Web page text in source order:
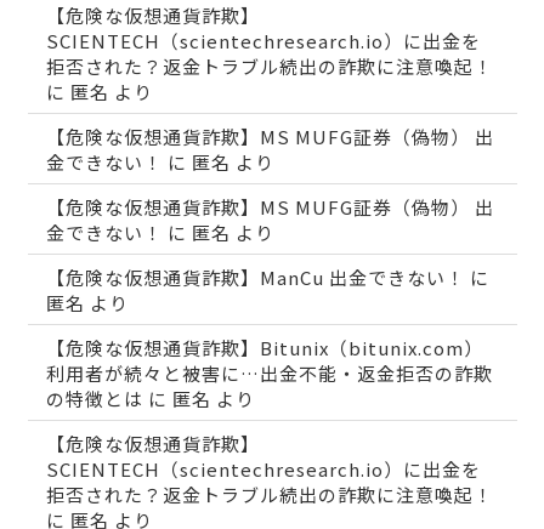
【危険な仮想通貨詐欺】
SCIENTECH（scientechresearch.io）に出金を
拒否された？返金トラブル続出の詐欺に注意喚起！
に 匿名 より
【危険な仮想通貨詐欺】MS MUFG証券（偽物） 出
金できない！
に 匿名 より
【危険な仮想通貨詐欺】MS MUFG証券（偽物） 出
金できない！
に 匿名 より
【危険な仮想通貨詐欺】ManCu 出金できない！
に
匿名 より
【危険な仮想通貨詐欺】Bitunix（bitunix.com）
利用者が続々と被害に…出金不能・返金拒否の詐欺
の特徴とは に 匿名 より
【危険な仮想通貨詐欺】
SCIENTECH（scientechresearch.io）に出金を
拒否された？返金トラブル続出の詐欺に注意喚起！
に 匿名 より